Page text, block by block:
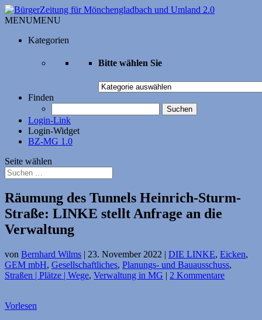
MENUMENU
Kategorien
Bitte wählen Sie
Bitte
Sie
Finden
nach:
Login-Link
Login-Widget
BZ-MG 1.0
Seite wählen
Räumung des Tunnels Heinrich-Sturm-
Straße: LINKE stellt Anfrage an die
Verwaltung
von Bernhard Wilms | 23. November 2022 | DIE LINKE, Eicken,
GEM mbH, Gesellschaftliches, Planungs- und Bauausschuss,
Straßen | Plätze | Wege, Verwaltung in MG | 2 Kommentare
Vorlesen